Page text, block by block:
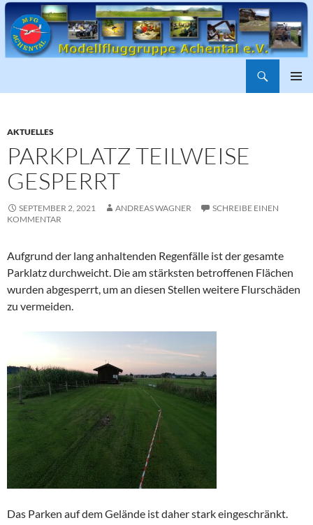
AKTUELLES
PARKPLATZ TEILWEISE
GESPERRT
SEPTEMBER 2, 2021 ANDREAS WAGNER
SCHREIBE EINEN
KOMMENTAR
Aufgrund der lang anhaltenden Regenfälle ist der gesamte
Parklatz durchweicht. Die am stärksten betroffenen Flächen
wurden abgesperrt, um an diesen Stellen weitere Flurschäden
zu vermeiden.
Das Parken auf dem Gelände ist daher stark eingeschränkt.